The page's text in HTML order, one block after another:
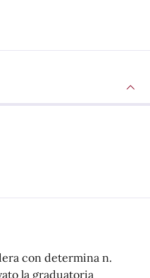
con determina n.
la graduatoria